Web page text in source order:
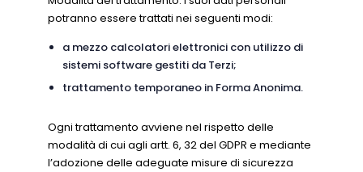
potranno essere trattati nei seguenti modi:
a mezzo calcolatori elettronici con utilizzo di
sistemi software gestiti da Terzi;
trattamento temporaneo in Forma Anonima.
Ogni trattamento avviene nel rispetto delle
modalità di cui agli artt. 6, 32 del GDPR e mediante
l’adozione delle adeguate misure di sicurezza